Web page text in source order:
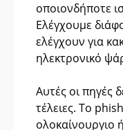
οποιονδήποτε
Ελέγχουμε
ελέγχουν για
ηλεκτρονικό
Αυτές οι πηγές
τέλειες. Το
ολοκαίνουργιο